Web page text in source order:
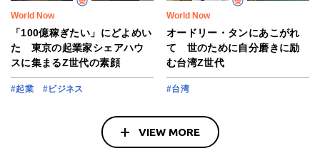
World Now
「100億稼ぎたい」にどよめい
た 東京の起業家シェアハウ
スに集まるZ世代の素顔
#起業 #ビジネス
World Now
オードリー・タンにあこがれ
て 世のために自分磨きに励
む台湾Z世代
#台湾
VIEW MORE